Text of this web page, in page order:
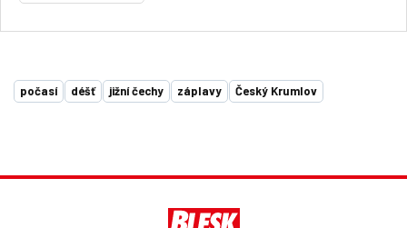
počasí déšť jižní čechy záplavy Český Krumlov